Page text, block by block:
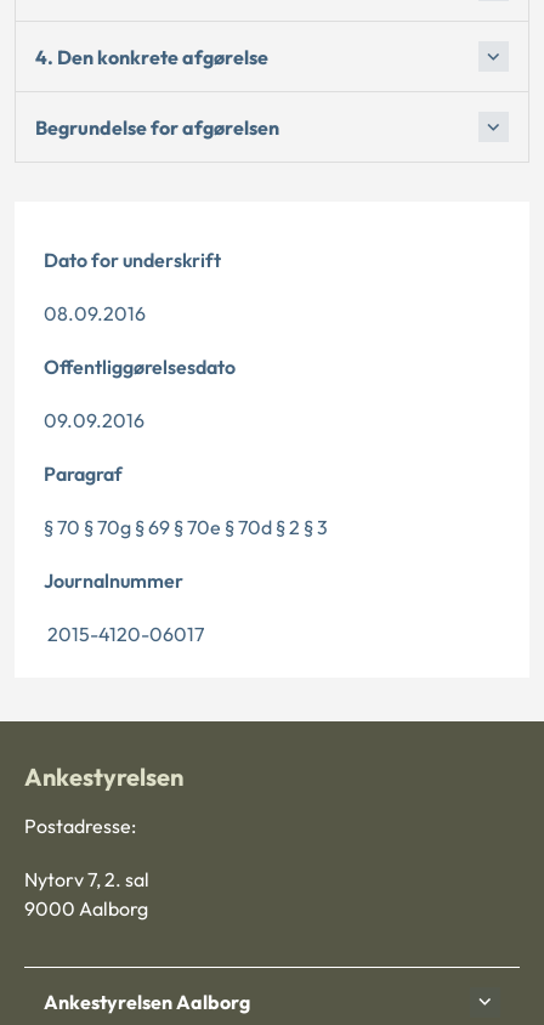
4. Den konkrete afgørelse
Begrundelse for afgørelsen
Dato for underskrift
08.09.2016
Offentliggørelsesdato
09.09.2016
Paragraf
§ 70 § 70g § 69 § 70e § 70d § 2 § 3
Journalnummer
2015-4120-06017
Ankestyrelsen
Postadresse:
Nytorv 7, 2. sal
9000 Aalborg
Ankestyrelsen Aalborg